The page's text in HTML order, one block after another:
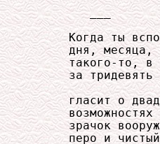
        ___
Когда ты
дня, месяца,
такого-то, в
за тридевять
гласит о
возможностях
зрачок
перо и